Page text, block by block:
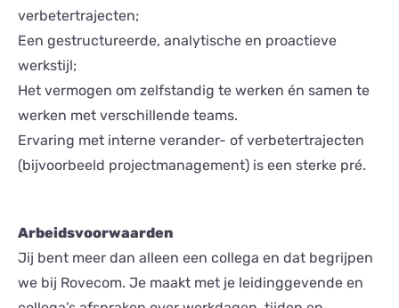
verbetertrajecten;
Een gestructureerde, analytische en proactieve
werkstijl;
Het vermogen om zelfstandig te werken én samen te
werken met verschillende teams.
Ervaring met interne verander- of verbetertrajecten
(bijvoorbeeld projectmanagement) is een sterke pré.
Arbeidsvoorwaarden
Jij bent meer dan alleen een collega en dat begrijpen
we bij Rovecom. Je maakt met je leidinggevende en